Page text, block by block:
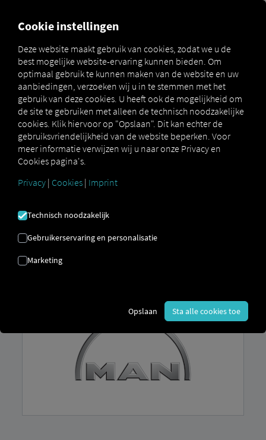
Marketplace Connectors Man Connect How to
MAN
VRACHTWAGEN
ONBOARDING
voertuigen uit te rusten met RIO
verbinden.
Cookie instellingen
Deze website maakt gebruik van cookies, zodat we u de
best mogelijke website-ervaring kunnen bieden. Om
optimaal gebruik te kunnen maken van de website en uw
aanbiedingen, verzoeken wij u in te stemmen met het
gebruik van deze cookies. U heeft ook de mogelijkheid om
de site te gebruiken met alleen de technisch noodzakelijke
cookies. Klik hiervoor op "Opslaan". Dit kan echter de
gebruiksvriendelijkheid van de website beperken. Voor
meer informatie verwijzen wij u naar onze Privacy en
Cookies pagina's.
Privacy | Cookies | Imprint
Technisch noodzakelijk
Gebruikerservaring en personalisatie
Marketing
Opslaan Sta alle cookies toe